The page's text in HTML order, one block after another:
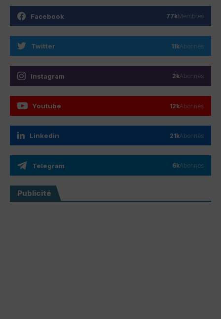
Facebook 77kMembres
Twitter 11kAbonnés
Instagram 2kAbonnés
Youtube 12kAbonnés
Linkedin 21kAbonnés
Telegram 6kAbonnés
Publicité